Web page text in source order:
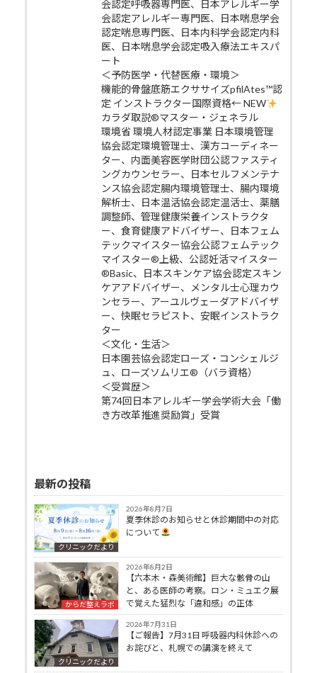
会認定呼吸器専門医、日本アレルギー学
会認定アレルギー専門医、日本喘息学会
認定喘息専門医、日本内科学会認定内科
医、日本喘息学会認定吸入療法エキスパ
ート
＜予防医学・代替医療・環境＞
機能的骨盤底筋エクササイズpfilAtes™認
定 インストラクター国際資格← NEW
カラダ取説®マスター・ジェネラル
環境省 環境人材認定事業 日本環境管理
協会認定環境管理士、漢方コーディネー
ター、内面美容医学財団公認ファスティ
ングカウンセラー、日本セルフメンテナ
ンス協会認定腸内環境管理士、腸内環境
解析士、日本温活協会認定温活士、薬膳
調整師、管理健康栄養インストラクタ
ー、食育健康アドバイザー、日本フェム
テックマイスター協会公認フェムテック
マイスター®上級、公認妊活マイスター
®Basic、日本スキンケア協会認定スキン
ケアアドバイザー、メンタル士心理カウ
ンセラー、アーユルヴェーダアドバイザ
ー、快眠セラピスト、安眠インストラク
ター
＜文化・生活＞
日本園芸協会認定ローズ・コンシェルジ
ュ、ローズソムリエ®（バラ資格）
＜受賞歴＞
第74回日本アレルギー学会学術大会「働
き方改革推進奨励賞」受賞
最新の投稿
クリニックだより
2026年8月7日
夏季休診のお知らせと休診期間中の対応
について
からだ整えラボ
2026年8月2日
【六本木・森美術館】巨大な骸骨の山
と、ある医師の考察。ロン・ミュエク展
で覚えた猛烈な「違和感」の正体
クリニックだより
2026年7月31日
【ご報告】7月31日 呼吸器内科休診への
お詫びと、札幌での講演を終えて